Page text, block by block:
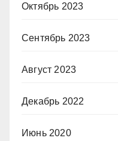
Октябрь 2023
Сентябрь 2023
Август 2023
Декабрь 2022
Июнь 2020